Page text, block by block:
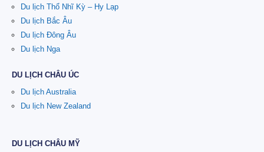
Du lịch Thổ Nhĩ Kỳ – Hy Lạp
Du lịch Bắc Âu
Du lịch Đông Âu
Du lịch Nga
DU LỊCH CHÂU ÚC
Du lịch Australia
Du lịch New Zealand
DU LỊCH CHÂU MỸ